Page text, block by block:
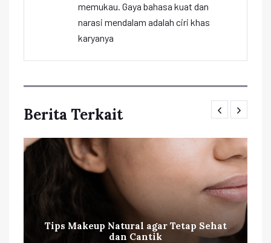
memukau. Gaya bahasa kuat dan
narasi mendalam adalah ciri khas
karyanya
Berita Terkait
Tips Makeup Natural agar Tetap Sehat
dan Cantik